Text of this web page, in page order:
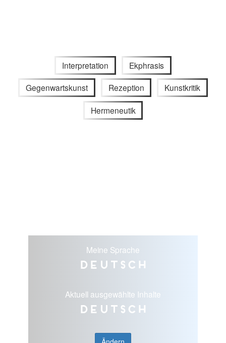
Interpretation Ekphrasis
Gegenwartskunst Rezeption Kunstkritik
Hermeneutik
Meine Sprache
Deutsch
Aktuell ausgewählte Inhalte
Deutsch